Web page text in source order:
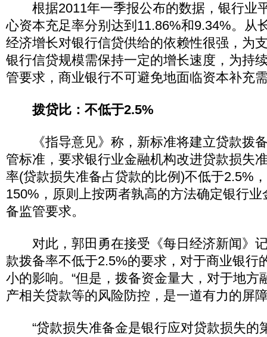
根据2011年一季报公布的数据，银行业
心资本充足率分别达到11.86%和9.34%。从
经济增长对银行信贷供给的依赖性很强，为
银行信贷规模需保持一定的增长速度，为持
管要求，商业银行不可避免地面临资本补充
拨贷比：不低于2.5%
《指导意见》称，新标准将建立贷款拨
管标准，要求银行业金融机构改进贷款损失
率(贷款损失准备占贷款的比例)不低于2.5%
150%，原则上按两者孰高的方法确定银行
备监管要求。
对此，郭田勇在接受《每日经济新闻》
款拨备率不低于2.5%的要求，对于商业银行
小的影响。“但是，拨备资金量大，对于地方
产相关贷款等的风险防控，是一道有力的屏
“贷款损失准备金是银行应对贷款损失的